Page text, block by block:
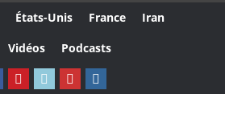
États-Unis France
Iran
Vidéos Podcasts